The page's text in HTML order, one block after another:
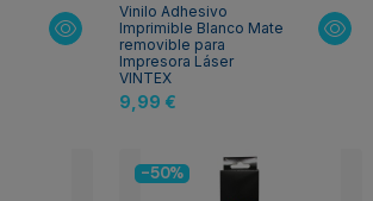
Vinilo Adhesivo
Imprimible Blanco Mate
removible para
Impresora Láser
VINTEX
9,99 €
-50%